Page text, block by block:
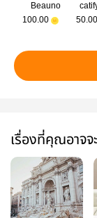
Beauno
100.00
เรื่องที่คุณอาจจ